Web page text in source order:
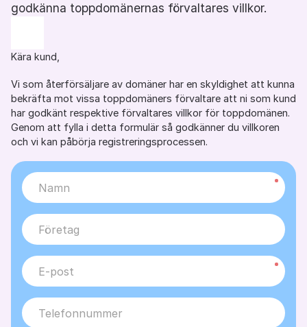
godkänna toppdomänernas förvaltares villkor.
Kära kund,
Vi som återförsäljare av domäner har en skyldighet att kunna
bekräfta mot vissa toppdomäners förvaltare att ni som kund
har godkänt respektive förvaltares villkor för toppdomänen.
Genom att fylla i detta formulär så godkänner du villkoren
och vi kan påbörja registreringsprocessen.